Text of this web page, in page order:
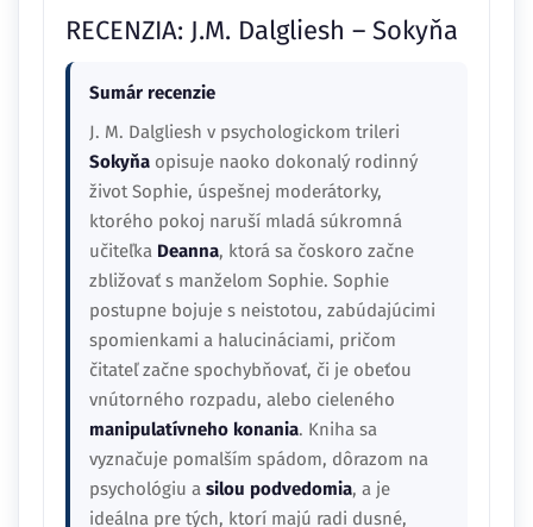
RECENZIA: J.M. Dalgliesh – Sokyňa
Sumár recenzie
J. M. Dalgliesh v psychologickom trileri
Sokyňa opisuje naoko dokonalý rodinný
život Sophie, úspešnej moderátorky,
ktorého pokoj naruší mladá súkromná
učiteľka Deanna, ktorá sa čoskoro začne
zbližovať s manželom Sophie. Sophie
postupne bojuje s neistotou, zabúdajúcimi
spomienkami a halucináciami, pričom
čitateľ začne spochybňovať, či je obeťou
vnútorného rozpadu, alebo cieleného
manipulatívneho konania. Kniha sa
vyznačuje pomalším spádom, dôrazom na
psychológiu a silou podvedomia, a je
ideálna pre tých, ktorí majú radi dusné,